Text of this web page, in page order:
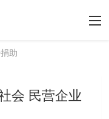
助
会 民营企业